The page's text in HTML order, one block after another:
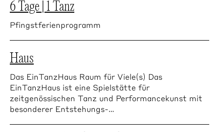
6 Tage | 1 Tanz
Pfingstferienprogramm
Haus
Das EinTanzHaus Raum für Viele(s) Das
EinTanzHaus ist eine Spielstätte für
zeitgenössischen Tanz und Performancekunst mit
besonderer Entstehungs-…